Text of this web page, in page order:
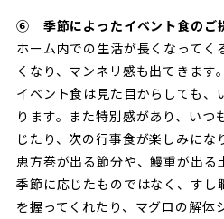
⑥ 季節によったイベント食のご
ホーム内での生活が長くなってく
くなり、マンネリ感も出てきます。
イベント食は見た目からしても、
ります。また特別感があり、いつ
じたり、次の行事食が楽しみにな
恵方巻が出る節分や、鰻重が出る
季節に応じたものではなく、すし
を握ってくれたり、マグロの解体